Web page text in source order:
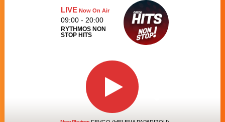
LIVENow On Air
09:00 - 20:00
RYTHMOS NON
STOP HITS